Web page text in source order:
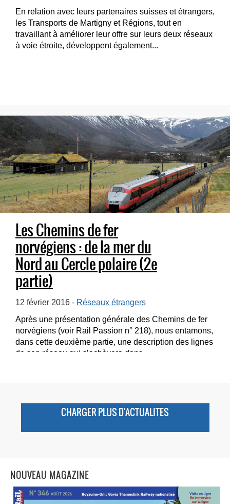
En relation avec leurs partenaires suisses et étrangers,
les Transports de Martigny et Régions, tout en
travaillant à améliorer leur offre sur leurs deux réseaux
à voie étroite, développent également...
Les Chemins de fer
norvégiens : de la mer du
Nord au Cercle polaire (2e
partie)
12 février 2016 - Réseaux étrangers
Après une présentation générale des Chemins de fer
norvégiens (voir Rail Passion n° 218), nous entamons,
dans cette deuxième partie, une description des lignes
de son réseau qui s’achèvera dans...
CHARGER PLUS D'ACTUALITES
NOUVEAU MAGAZINE